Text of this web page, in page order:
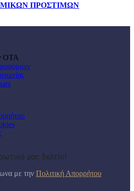
ΠΡΟΣΤΙΜΩΝ
ΟΤΑ
μας δελτίο!
με την Πολιτική Απορρήτου